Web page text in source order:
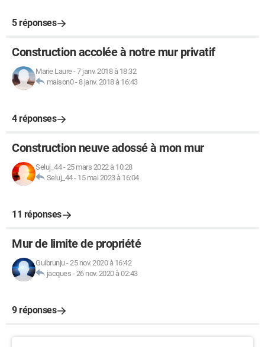
5 réponses
Construction accolée à notre mur privatif
Marie Laure-7 janv. 2018 à 18:32
maison0-8 janv. 2018 à 16:43
4 réponses
Construction neuve adossé à mon mur
Seluj_44-25 mars 2022 à 10:28
Seluj_44- 15 mai 2023 à 16:04
11 réponses
Mur de limite de propriété
Guibrunju-25 nov. 2020 à 16:42
jacques -26 nov. 2020 à 02:43
9 réponses